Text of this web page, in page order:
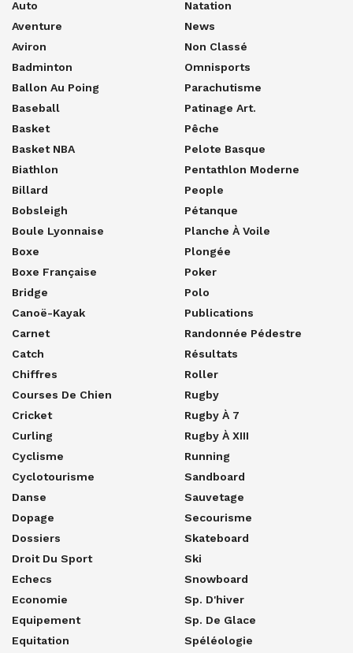
Auto
Aventure
Aviron
Badminton
Ballon Au Poing
Baseball
Basket
Basket NBA
Biathlon
Billard
Bobsleigh
Boule Lyonnaise
Boxe
Boxe Française
Bridge
Canoë-Kayak
Carnet
Catch
Chiffres
Courses De Chien
Cricket
Curling
Cyclisme
Cyclotourisme
Danse
Dopage
Dossiers
Droit Du Sport
Echecs
Economie
Equipement
Equitation
Natation
News
Non Classé
Omnisports
Parachutisme
Patinage Art.
Pêche
Pelote Basque
Pentathlon Moderne
People
Pétanque
Planche À Voile
Plongée
Poker
Polo
Publications
Randonnée Pédestre
Résultats
Roller
Rugby
Rugby À 7
Rugby À XIII
Running
Sandboard
Sauvetage
Secourisme
Skateboard
Ski
Snowboard
Sp. D'hiver
Sp. De Glace
Spéléologie